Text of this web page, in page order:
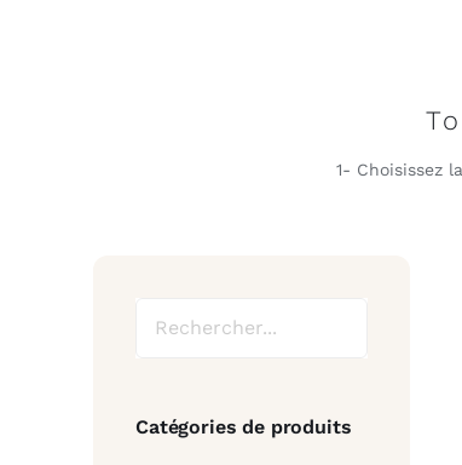
1- Choisissez
Catégories de produits